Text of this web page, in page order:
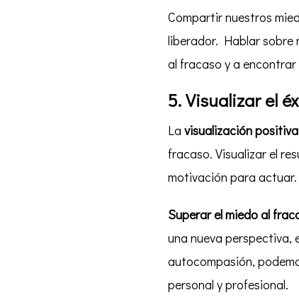
Compartir nuestros
liberador. Hablar sobre
al fracaso y a encontrar
5. Visualizar el
La visualización
fracaso. Visualizar el
motivación para actuar.
Superar el miedo al
una nueva perspectiva,
autocompasión,
personal y profesional.